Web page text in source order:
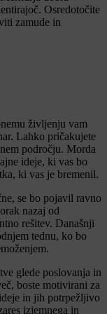
Osredotočite
zamude in
življenju vam
Lahko pričakujete
področju. Morda
ideje, ki vas bo
ki vas je bremenil.
se bo pojavil ravno
nazaj od
rešitev. Današnji
tednu, ko bo
glede poslovanja in
boste motivirani za
in jih potrpežljivo
izjemnega in